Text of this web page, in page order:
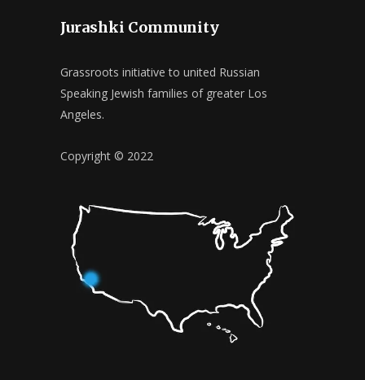
Jurashki Community
Grassroots initiative to united Russian
Speaking Jewish families of greater Los
Angeles.
Copyright © 2022